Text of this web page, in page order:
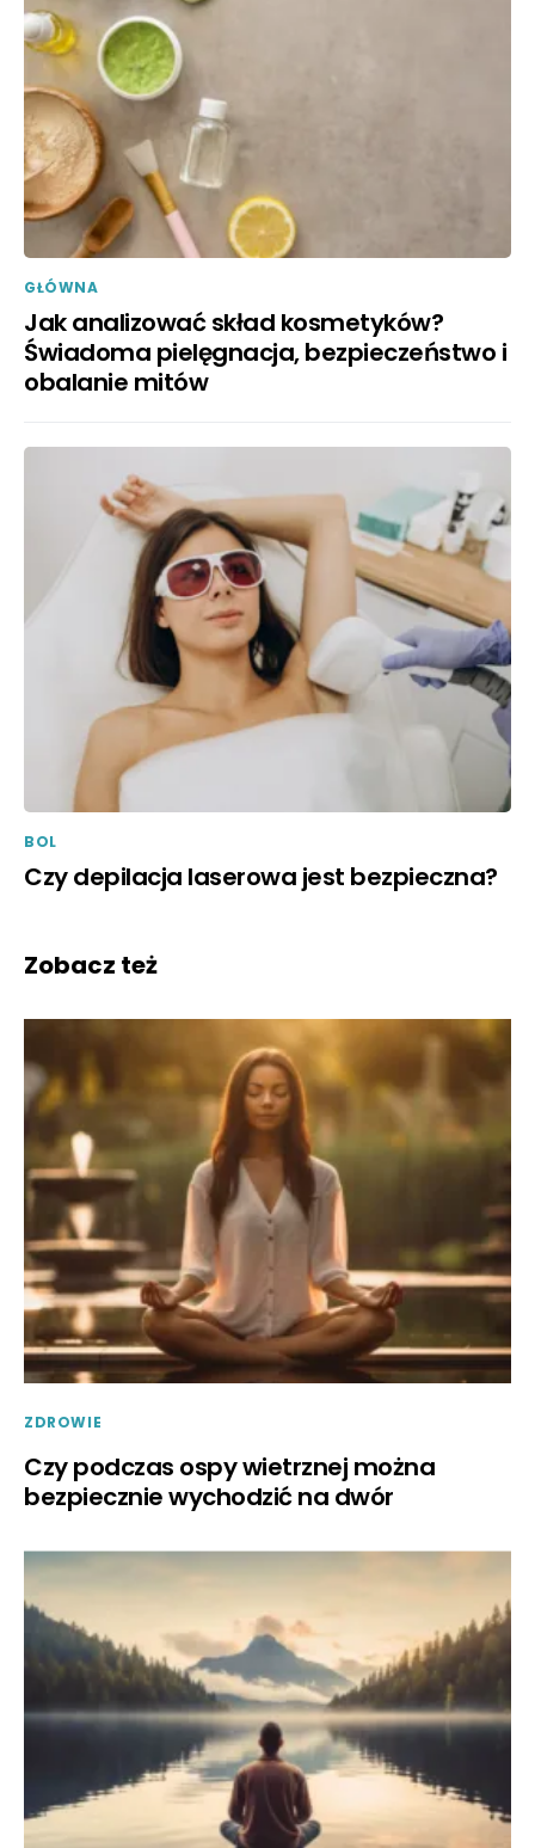
GŁÓWNA
Jak analizować skład kosmetyków?
Świadoma pielęgnacja, bezpieczeństwo i
obalanie mitów
BOL
Czy depilacja laserowa jest bezpieczna?
Zobacz też
ZDROWIE
Czy podczas ospy wietrznej można
bezpiecznie wychodzić na dwór